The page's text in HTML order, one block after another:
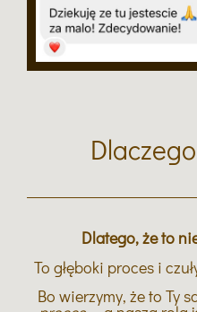
Dlatego, że to
To głęboki proces i
Bo wierzymy, że to Ty